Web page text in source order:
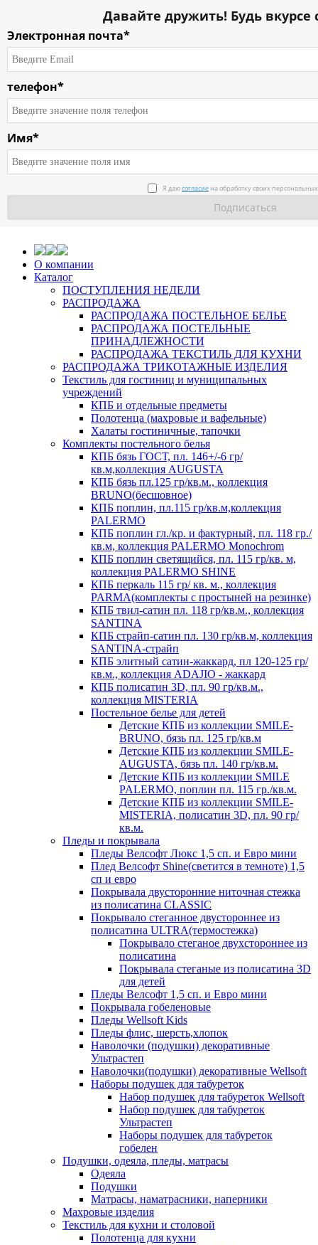
Давайте дружить! Будь вкурсе
Электронная почта*
телефон*
Имя*
Я даюсогласие на обработку своих
О компании
Каталог
ПОСТУПЛЕНИЯ НЕДЕЛИ
РАСПРОДАЖА
РАСПРОДАЖА ПОСТЕЛЬНОЕ БЕЛЬЕ
РАСПРОДАЖА ПОСТЕЛЬНЫЕ
ПРИНАДЛЕЖНОСТИ
РАСПРОДАЖА ТЕКСТИЛЬ ДЛЯ КУХНИ
РАСПРОДАЖА ТРИКОТАЖНЫЕ ИЗДЕЛИЯ
Текстиль для гостиниц и муниципальных
учреждений
КПБ и отдельные предметы
Полотенца (махровые и вафельные)
Халаты гостиничные, тапочки
Комплекты постельного белья
КПБ бязь ГОСТ, пл. 146+/-6 гр/
кв.м,коллекция AUGUSTA
КПБ бязь пл.125 гр/кв.м., коллекция
BRUNO(бесшовное)
КПБ поплин, пл.115 гр/кв.м,коллекция
PALERMO
КПБ поплин гл./кр. и фактурный, пл. 118 гр./
кв.м, коллекция PALERMO Monochrom
КПБ поплин светящийся, пл. 115 гр/кв. м,
коллекция PALERMO SHINE
КПБ перкаль 115 гр/ кв. м., коллекция
PARMA(комплекты с простыней на резинке)
КПБ твил-сатин пл. 118 гр/кв.м., коллекция
SANTINA
КПБ страйп-сатин пл. 130 гр/кв.м, коллекция
SANTINA-страйп
КПБ элитный сатин-жаккард, пл 120-125 гр/
кв.м., коллекция ADAJIO - жаккард
КПБ полисатин 3D, пл. 90 гр/кв.м.,
коллекция MISTERIA
Постельное белье для детей
Детские КПБ из коллекции SMILE-
BRUNO, бязь пл. 125 гр/кв.м
Детские КПБ из коллекции SMILE-
AUGUSTA, бязь пл. 140 гр/кв.м.
Детские КПБ из коллекции SMILE
PALERMO, поплин пл. 115 гр./кв.м.
Детские КПБ из коллекции SMILE-
MISTERIA, полисатин 3D, пл. 90 гр/
кв.м.
Пледы и покрывала
Пледы Велсофт Люкс 1,5 сп. и Евро мини
Плед Велсофт Shine(светится в темноте) 1,5
сп и евро
Покрывала двусторонние ниточная стежка
из полисатина CLASSIC
Покрывало стеганное двустороннее из
полисатина ULTRA(термостежка)
Покрывало стеганое двухстороннее из
полисатина
Покрывала стеганые из полисатина 3D
для детей
Пледы Велсофт 1,5 сп. и Евро мини
Покрывала гобеленовые
Пледы Wellsoft Kids
Пледы флис, шерсть,хлопок
Наволочки (подушки) декоративные
Ультрастеп
Наволочки(подушки) декоративные Wellsoft
Наборы подушек для табуреток
Набор подушек для табуреток Wellsoft
Набор подушек для табуреток
Ультрастеп
Наборы подушек для табуреток
гобелен
Подушки, одеяла, пледы, матрасы
Одеяла
Подушки
Матрасы, наматрасники, наперники
Махровые изделия
Текстиль для кухни и столовой
Полотенца для кухни